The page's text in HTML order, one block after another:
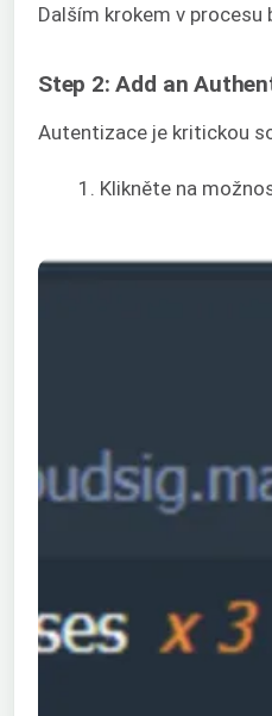
Dalším krokem v
Step 2: Add an
Autentizace je kritickou
Klikněte na